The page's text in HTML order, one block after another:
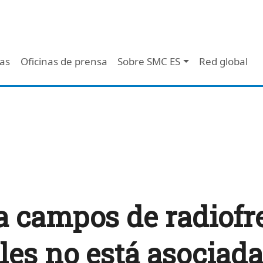
Oficinas de prensa Sobre SMC ES Red global
campos de
no está